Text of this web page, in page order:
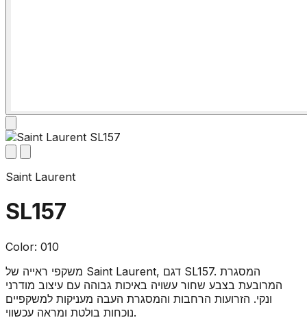
Saint Laurent
SL157
Color: 010
משקפי ראייה של Saint Laurent, דגם SL157. המסגרת
המרובעת בצבע שחור עשויה באיכות גבוהה עם עיצוב מודרני
ונקי. הזרועות הרחבות והמסגרת העבה מעניקות למשקפיים
נוכחות בולטת ומראה עכשווי.